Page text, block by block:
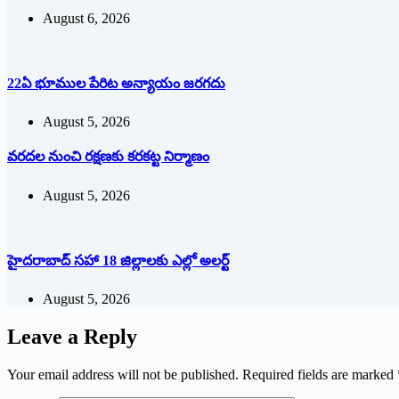
August 6, 2026
22ఏ భూముల పేరిట అన్యాయం జరగదు
August 5, 2026
వరదల నుంచి రక్షణకు కరకట్ట నిర్మాణం
August 5, 2026
హైదరాబాద్ సహా 18 జిల్లాలకు ఎల్లో అలర్ట్
August 5, 2026
Leave a Reply
Your email address will not be published. Required fields are marked